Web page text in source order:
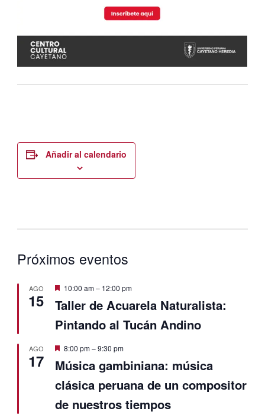
Añadir al calendario
Próximos eventos
AGO
15
Destacado
10:00 am– 12:00 pm
Taller de Acuarela Naturalista:
Pintando al Tucán Andino
AGO
17
Destacado
8:00 pm–9:30 pm
Música gambiniana: música
clásica peruana de un compositor
de nuestros tiempos